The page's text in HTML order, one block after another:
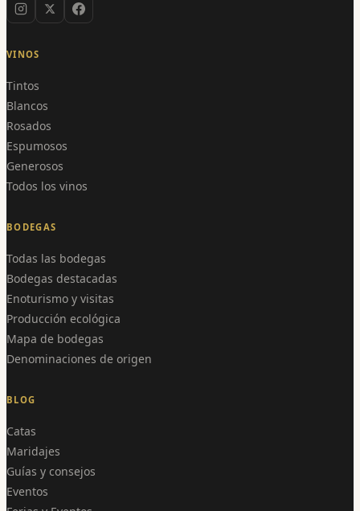
VINOS
Tintos
Blancos
Rosados
Espumosos
Generosos
Todos los vinos
BODEGAS
Todas las bodegas
Bodegas destacadas
Enoturismo y visitas
Producción ecológica
Mapa de bodegas
Denominaciones de origen
BLOG
Catas
Maridajes
Guías y consejos
Eventos